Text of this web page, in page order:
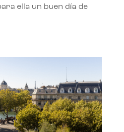
ella un buen día de